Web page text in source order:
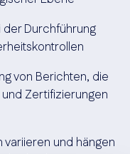
Durchführung
von Berichten, die
Zertifizierungen
variieren und hängen